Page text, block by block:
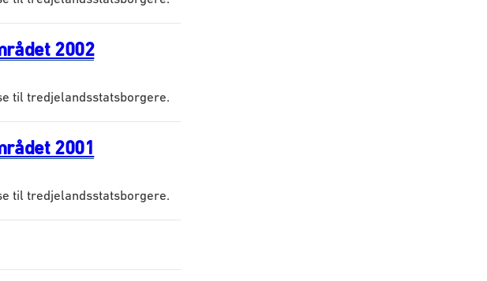
2002
til tredjelandsstatsborgere.
2001
til tredjelandsstatsborgere.